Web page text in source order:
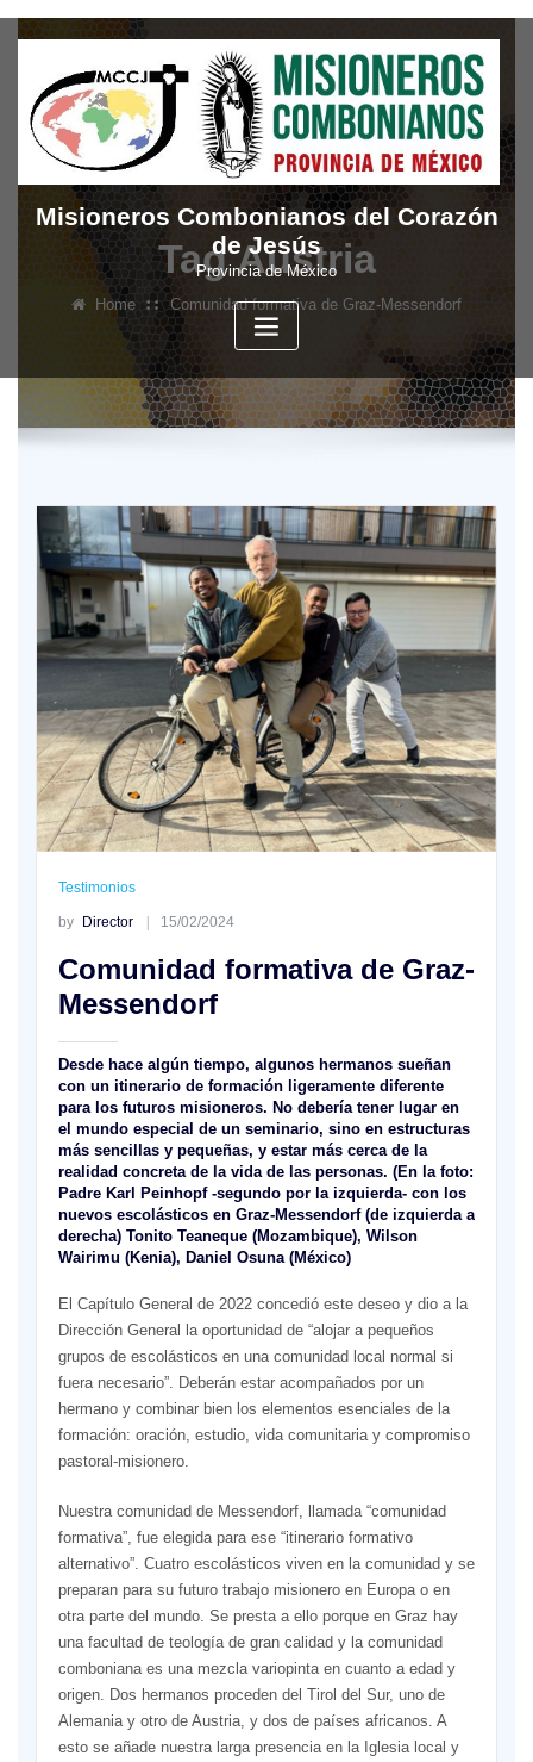
Skip
content
Misioneros Combonianos del Corazón
de Jesús
Provincia de México
Tag Austria
Home Comunidad formativa de Graz-Messendorf
Testimonios
by Director 15/02/2024
Comunidad formativa de Graz-
Messendorf
Desde hace algún tiempo, algunos hermanos sueñan
con un itinerario de formación ligeramente diferente
para los futuros misioneros. No debería tener lugar en
el mundo especial de un seminario, sino en estructuras
más sencillas y pequeñas, y estar más cerca de la
realidad concreta de la vida de las personas. (En la foto:
Padre Karl Peinhopf -segundo por la izquierda- con los
nuevos escolásticos en Graz-Messendorf (de izquierda a
derecha) Tonito Teaneque (Mozambique), Wilson
Wairimu (Kenia), Daniel Osuna (México)
El Capítulo General de 2022 concedió este deseo y dio a la
Dirección General la oportunidad de “alojar a pequeños
grupos de escolásticos en una comunidad local normal si
fuera necesario”. Deberán estar acompañados por un
hermano y combinar bien los elementos esenciales de la
formación: oración, estudio, vida comunitaria y compromiso
pastoral-misionero.
Nuestra comunidad de Messendorf, llamada “comunidad
formativa”, fue elegida para ese “itinerario formativo
alternativo”. Cuatro escolásticos viven en la comunidad y se
preparan para su futuro trabajo misionero en Europa o en
otra parte del mundo. Se presta a ello porque en Graz hay
una facultad de teología de gran calidad y la comunidad
comboniana es una mezcla variopinta en cuanto a edad y
origen. Dos hermanos proceden del Tirol del Sur, uno de
Alemania y otro de Austria, y dos de países africanos. A
esto se añade nuestra larga presencia en la Iglesia local y